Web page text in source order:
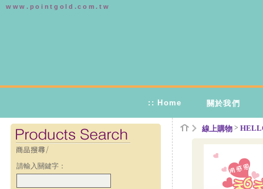
www.pointgold.com.tw
:: Home 關於我們
線上購物 >
請輸入關鍵字：